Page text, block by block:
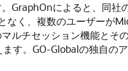
GraphOnによると、同
く、複数のユーザーが
ルチセッション機能とそ
す。GO-Globalの独自の